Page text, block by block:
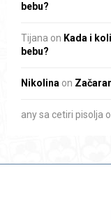
bebu?
Tijana on Kada i
bebu?
Nikolina on
any sa cetiri pisolja